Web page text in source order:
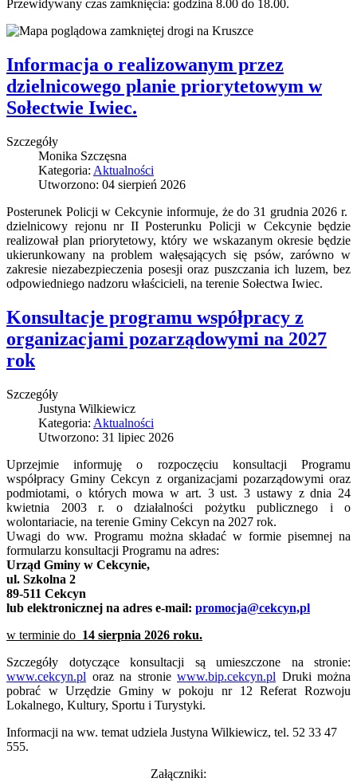
Przewidywany czas zamknięcia: godzina 8.00 do 18.00.
Informacja o realizowanym przez
dzielnicowego planie priorytetowym w
Sołectwie Iwiec.
Szczegóły
Monika Szczęsna
Kategoria: Aktualności
Utworzono: 04 sierpień 2026
Posterunek Policji w Cekcynie informuje, że do 31 grudnia 2026 r.
dzielnicowy rejonu nr II Posterunku Policji w Cekcynie będzie
realizował plan priorytetowy, który we wskazanym okresie będzie
ukierunkowany na problem wałęsających się psów, zarówno w
zakresie niezabezpieczenia posesji oraz puszczania ich luzem, bez
odpowiedniego nadzoru właścicieli, na terenie Sołectwa Iwiec.
Konsultacje programu współpracy z
organizacjami pozarządowymi na 2027
rok
Szczegóły
Justyna Wilkiewicz
Kategoria: Aktualności
Utworzono: 31 lipiec 2026
Uprzejmie informuję o rozpoczęciu konsultacji Programu
współpracy Gminy Cekcyn z organizacjami pozarządowymi oraz
podmiotami, o których mowa w art. 3 ust. 3 ustawy z dnia 24
kwietnia 2003 r. o działalności pożytku publicznego i o
wolontariacie, na terenie Gminy Cekcyn na 2027 rok.
Uwagi do ww. Programu można składać w formie pisemnej na
formularzu konsultacji Programu na adres:
Urząd Gminy w Cekcynie,
ul. Szkolna 2
89-511 Cekcyn
lub elektronicznej na adres e-mail: promocja@cekcyn,pl
w terminie do 14 sierpnia 2026 roku.
Szczegóły dotyczące konsultacji są umieszczone na stronie:
www.cekcyn.pl oraz na stronie www.bip.cekcyn.pl Druki można
pobrać w Urzędzie Gminy w pokoju nr 12 Referat Rozwoju
Lokalnego, Kultury, Sportu i Turystyki.
Informacji na ww. temat udziela Justyna Wilkiewicz, tel. 52 33 47
555.
Załączniki: